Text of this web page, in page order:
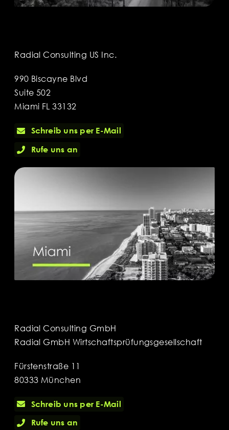
Radial Consulting US Inc.
990 Biscayne Blvd
Suite 502
Miami FL 33132
Schreib uns per E-Mail
Rufe uns an
Radial Consulting GmbH
Radial GmbH Wirtschaftsprüfungsgesellschaft
Fürstenstraße 11
80333 München
Schreib uns per E-Mail
Rufe uns an